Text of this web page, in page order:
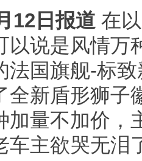
12日报道 在
以说是风情万
法国旗舰-标
全新盾形狮子
加量不加价，
车主欲哭无泪